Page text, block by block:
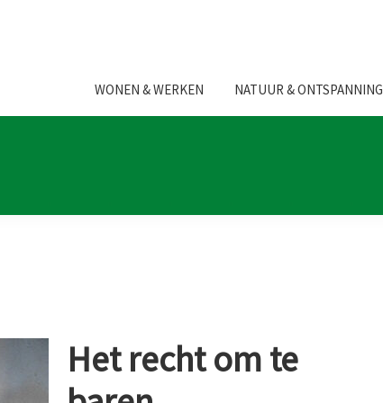
WONEN & WERKEN NATUUR & ONTSPANNING
Het recht om te